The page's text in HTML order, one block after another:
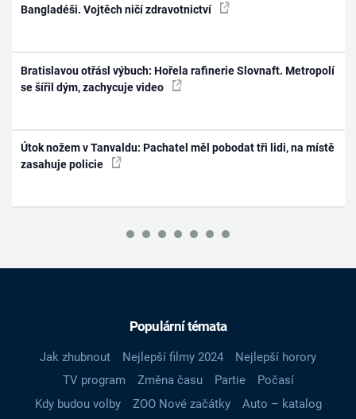
Bangladéši. Vojtěch ničí zdravotnictví
Bratislavou otřásl výbuch: Hořela rafinerie Slovnaft. Metropolí
se šířil dým, zachycuje video
Útok nožem v Tanvaldu: Pachatel měl pobodat tři lidi, na místě
zasahuje policie
Populární témata
Jak zhubnout Nejlepší filmy 2024
Nejlepší horory
TV program
Změna času Partie
Počasí
Kdy budou volby
ZOO Nové začátky
Auto – katalog